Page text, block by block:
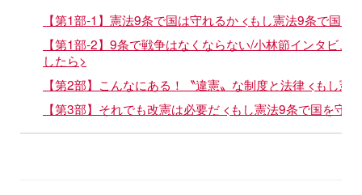
【第1部-1】憲法9条で国は守れるか <もし憲法9条で国を
【第1部-2】9条で戦争はなくならない/小林節インタビュ
したら>
【第2部】こんなにある！〝違憲〟な制度と法律 <もし憲
【第3部】それでも改憲は必要だ <もし憲法9条で国を守